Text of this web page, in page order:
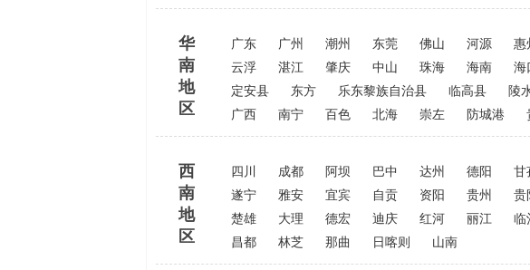
华
南
地
区
广东 广州 潮州 东莞 佛山 河源 惠
云浮
湛江 肇庆 中山 珠海 海南 海
定安县
东方 乐东黎族自治县 临高县 陵
广西
南宁 百色 北海 崇左 防城港
西
南
地
区
四川 成都 阿坝 巴中 达州 德阳 甘
遂宁
雅安 宜宾 自贡 资阳 贵州 贵
楚雄
大理 德宏 迪庆 红河 丽江 临
昌都
林芝 那曲 日喀则 山南